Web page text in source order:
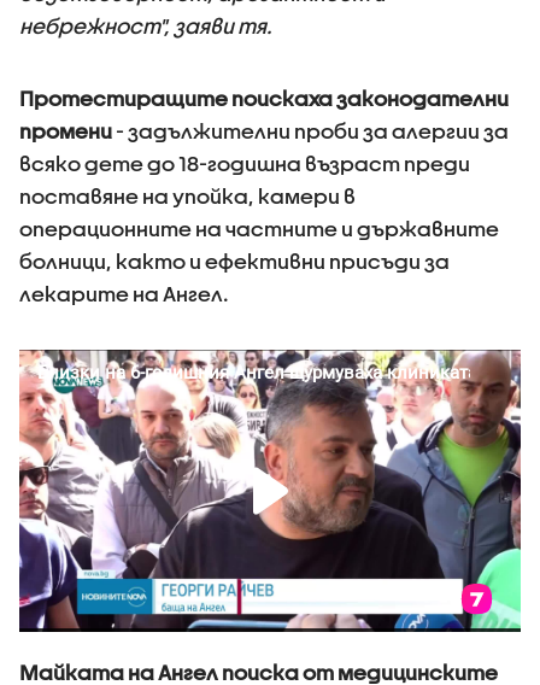
небрежност", заяви тя.
Протестиращите поискаха законодателни
промени - задължителни проби за алергии за
всяко дете до 18-годишна възраст преди
поставяне на упойка, камери в
операционните на частните и държавните
болници, както и ефективни присъди за
лекарите на Ангел.
Майката на Ангел поиска от медицинските